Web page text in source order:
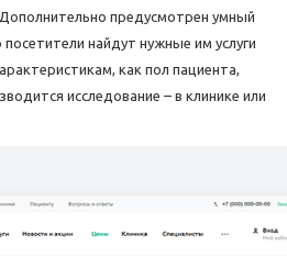
предусмотрен умный
найдут нужные им услуги
как пол пациента,
исследование – в клинике или